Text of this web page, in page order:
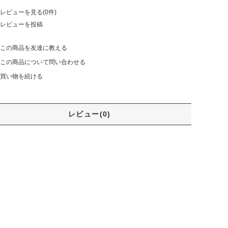
レビューを見る(0件)
レビューを投稿
この商品を友達に教える
この商品について問い合わせる
買い物を続ける
レビュー(0)